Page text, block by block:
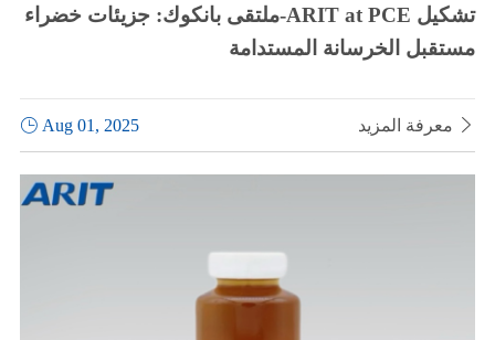
ملتقى بانكوك: جزيئات خضراء-ARIT at PCE تشكيل
مستقبل الخرسانة المستدامة
Aug 01, 2025 